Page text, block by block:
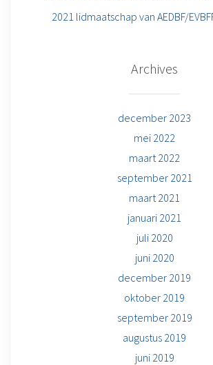
2021 lidmaatschap van AEDBF/
Archives
december 2023
mei 2022
maart 2022
september 2021
maart 2021
januari 2021
juli 2020
juni 2020
december 2019
oktober 2019
september 2019
augustus 2019
juni 2019